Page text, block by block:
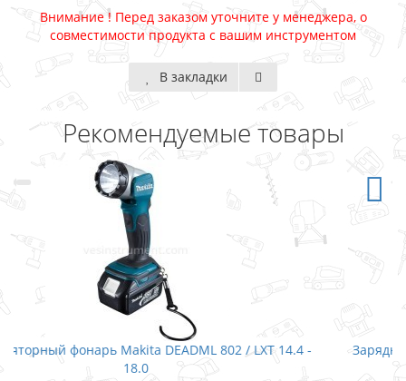
Внимание ! Перед заказом уточните у менеджера, о
совместимости продукта с вашим инструментом
В закладки
Рекомендуемые товары
14.4 -
Зарядное устройство Makita DC18RC / LXT 7.2-18.0
(быстрый заряд)